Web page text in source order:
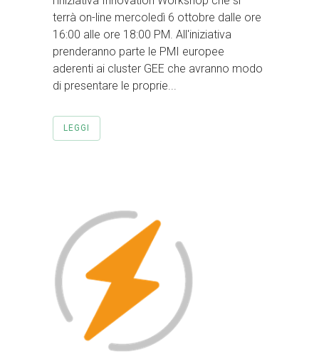
terrà on-line mercoledì 6 ottobre dalle ore
16:00 alle ore 18:00 PM. All'iniziativa
prenderanno parte le PMI europee
aderenti ai cluster GEE che avranno modo
di presentare le proprie...
LEGGI